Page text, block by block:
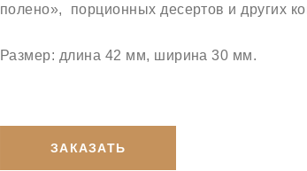
полено», порционных десертов и других
Размер: длина 42 мм, ширина 30 мм.
ЗАКАЗАТЬ